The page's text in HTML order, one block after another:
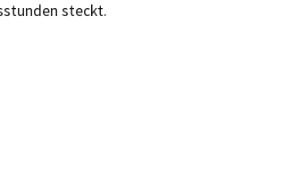
steckt.